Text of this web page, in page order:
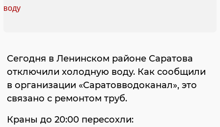
Сегодня в Ленинском районе Саратова
отключили холодную воду. Как сообщили
в организации «Саратовводоканал», это
связано с ремонтом труб.
Краны до 20:00 пересохли: